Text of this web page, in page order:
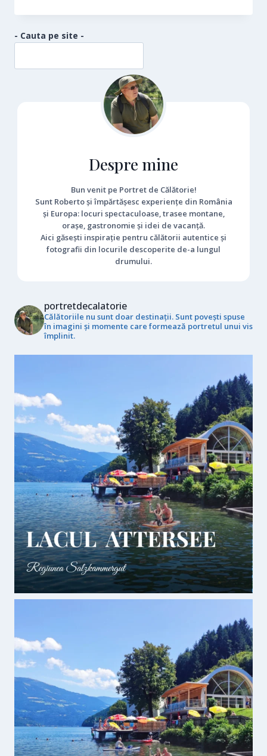
DOUĂ
ÎN
ANI
- Cauta pe site -
Despre mine
Bun venit pe Portret de Călătorie!
Sunt Roberto și împărtășesc experiențe din România
și Europa: locuri spectaculoase, trasee montane,
orașe, gastronomie și idei de vacanță.
Aici găsești inspirație pentru călătorii autentice și
fotografii din locurile descoperite de-a lungul
drumului.
portretdecalatorie
Călătoriile nu sunt doar destinații. Sunt povești spuse
în imagini și momente care formează portretul unui vis
împlinit.